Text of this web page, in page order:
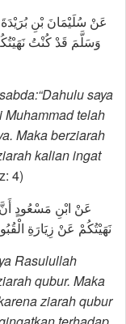
عَنْ سُلَيْمَانَ بْنِ
وَسَلَّمَ قَدْ كُنْتُ
saya
Muhammad telah
Maka berziarah
kalian ingat
4)
نَهَيْتُكُمْ عَنْ زِيَارَةِ
Rasulullah
qubur. Maka
ziarah qubur